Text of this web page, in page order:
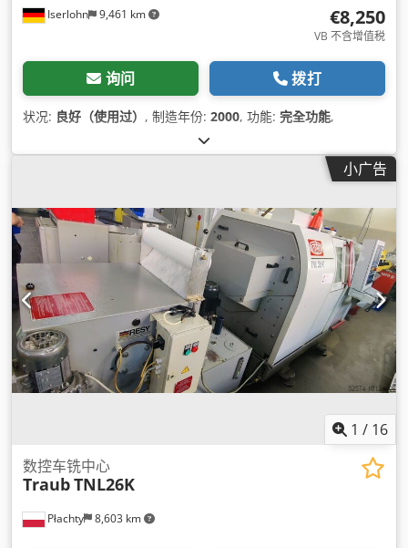
Iserlohn 9,461 km €8,250
VB 不含增值税
询问 拨打
状况: 良好（使用过） , 制造年份: 2000, 功能: 完全功能,
小广告
1 / 16
Płachty 8,603 km
数控车铣中心
TraubTNL26K